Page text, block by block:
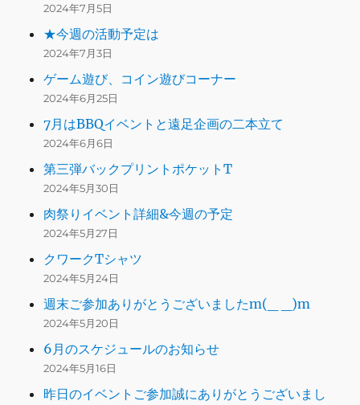
2024年7月5日
★今週の活動予定は
2024年7月3日
ゲーム遊び、コイン遊びコーナー
2024年6月25日
7月はBBQイベントと遠足企画の二本立て
2024年6月6日
第三弾バックプリントポケットT
2024年5月30日
肉祭りイベント詳細&今週の予定
2024年5月27日
クワークTシャツ
2024年5月24日
週末ご参加ありがとうございましたm(_ _)m
2024年5月20日
6月のスケジュールのお知らせ
2024年5月16日
昨日のイベントご参加誠にありがとうございまし